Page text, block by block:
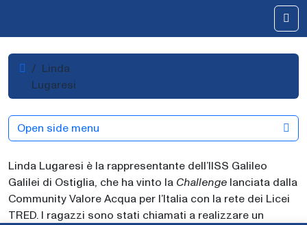
HomeLinda
Lugaresi
Linda Lugaresi è la rappresentante dell’IISS Galileo
Galilei di Ostiglia, che ha vinto la Challenge lanciata dalla
Community Valore Acqua per l’Italia con la rete dei Licei
TRED. I ragazzi sono stati chiamati a realizzare un
Open side menu